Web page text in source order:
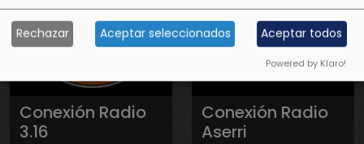
Conexión Radio
3.16
Conexión Radio
Aserri
Rechazar Aceptar seleccionados Aceptar todos
Powered by Klaro!